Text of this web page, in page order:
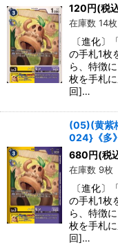
120円(税
在庫数 14枚
〔進化〕
の手札1枚
ら、特徴
枚を手札
回]…
(05)(黄紫
024}《多》
680円(税
在庫数 9枚
〔進化〕
の手札1枚
ら、特徴
枚を手札
回]…